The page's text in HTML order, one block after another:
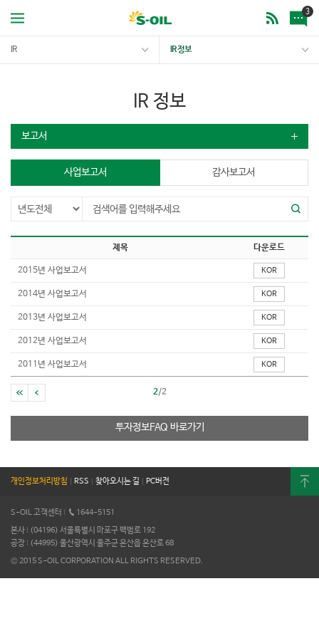
3
IR IR 정보
IR 정보
보고서
사업보고서 감사보고서
제목 다운로드
2015년 사업보고서 KOR
2014년 사업보고서 KOR
2013년 사업보고서 KOR
2012년 사업보고서 KOR
2011년 사업보고서 KOR
2/2
투자정보FAQ 바로가기
개인정보처리방침 RSS 찾아오시는 길 PC버전
S-OIL 고객센터 1644-5151
본사
(04196) 서울특별시 마포구 백범로 192
공장
(44995) 울산광역시 울주군 온산읍 온산로 68
© 2015 S-OIL CORPORATION ALL RIGHTS RESERVED.